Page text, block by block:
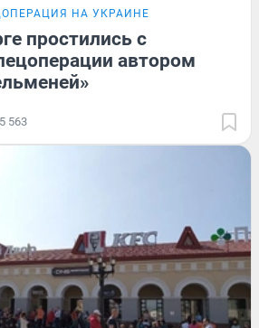
НА УКРАИНЕ
простились с
автором
5 563